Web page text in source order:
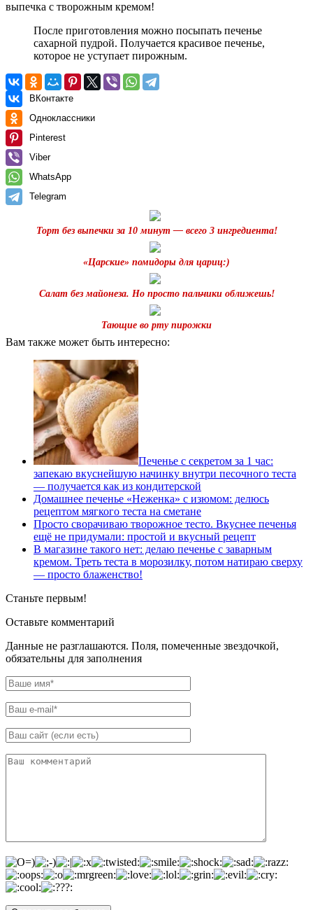
После приготовления можно посыпать печенье
сахарной пудрой. Получается красивое печенье,
которое не уступает пирожным.
ВКонтакте
Одноклассники
Pinterest
Viber
WhatsApp
Telegram
Торт без выпечки за 10 минут — всего 3 ингредиента!
«Царские» помидоры для цариц:)
Салат без майонеза. Но просто пальчики оближешь!
Тающие во рту пирожки
Вам также может быть интересно:
Печенье с секретом за 1 час:
запекаю вкуснейшую начинку внутри песочного теста
— получается как из кондитерской
Домашнее печенье «Неженка» с изюмом: делюсь
рецептом мягкого теста на сметане
Просто сворачиваю творожное тесто. Вкуснее печенья
ещё не придумали: простой и вкусный рецепт
В магазине такого нет: делаю печенье с заварным
кремом. Треть теста в морозилку, потом натираю сверху
— просто блаженство!
Станьте первым!
Оставьте комментарий
Данные не разглашаются. Поля, помеченные звездочкой,
обязательны для заполнения